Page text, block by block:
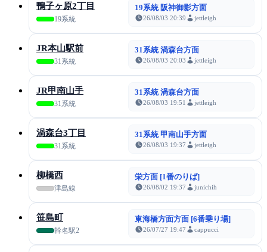
鴨子ヶ原2丁目
19系統
19系統 阪神御影方面
26/08/03 20:39 jettleigh
JR本山駅前
31系統
31系統 渦森台方面
26/08/03 20:03 jettleigh
JR甲南山手
31系統
31系統 渦森台方面
26/08/03 19:51 jettleigh
渦森台3丁目
31系統
31系統 甲南山手方面
26/08/03 19:37 jettleigh
柳橋西
津島線
栄方面 [1番のりば]
26/08/02 19:37 junichih
笹島町
幹名駅2
東海橋方面方面 [6番乗り場]
26/07/27 19:47 cappucci